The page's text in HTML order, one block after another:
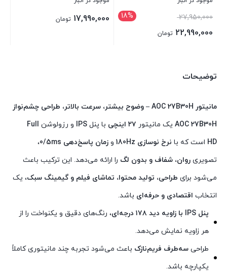
18% 27,950,000
22,990,000 تومان
17,990,000 تومان
توضیحات
مانیتور AOC 27B30H – وضوح بیشتر، سرعت بالاتر، طراحی چشم‌نواز
AOC 27B30H یک مانیتور ۲۷ اینچی با پنل IPS و رزولوشن Full
HD است که با نرخ نوسازی 180Hz و زمان پاسخ‌دهی 0/5ms
،
تصویری روان، شفاف و بدون لگ را ارائه می‌دهد. این ترکیب باعث
می‌شود برای طراحی، تولید محتوا، تماشای فیلم و گیمینگ سبک، یک
انتخاب اقتصادی و حرفه‌ای باشد.
پنل IPS با زاویه دید ۱۷۸ درجه‌ای
، رنگ‌های دقیق و یکنواخت را از
هر زاویه نمایش می‌دهد.
طراحی سه‌طرف فریم‌نازک باعث می‌شود تجربه چند مانیتوری کاملاً
یکپارچه باشد.